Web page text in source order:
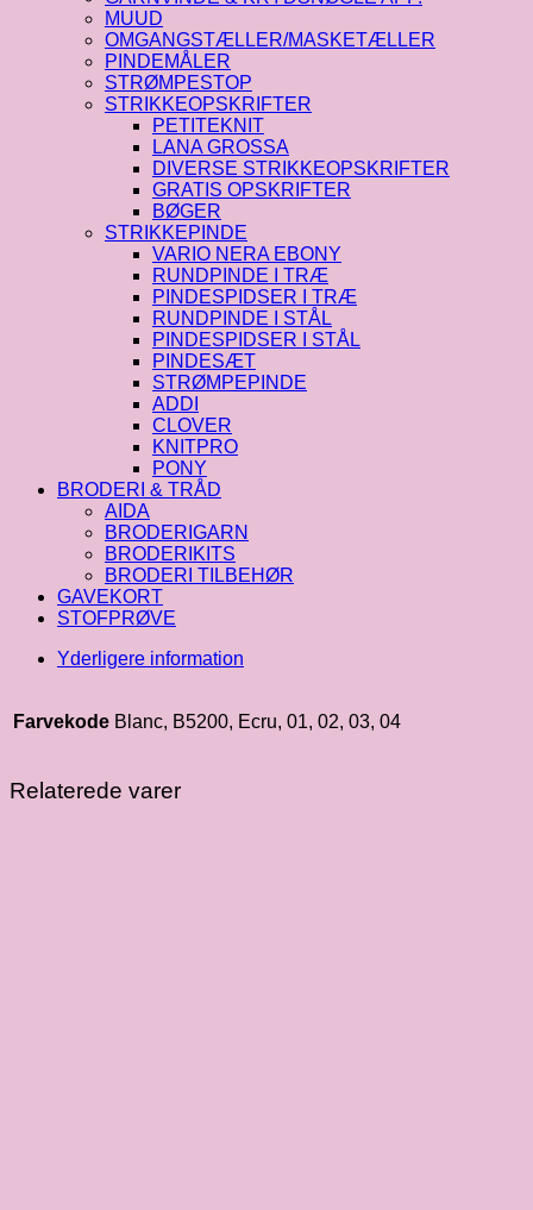
MUUD
OMGANGSTÆLLER/MASKETÆLLER
PINDEMÅLER
STRØMPESTOP
STRIKKEOPSKRIFTER
PETITEKNIT
LANA GROSSA
DIVERSE STRIKKEOPSKRIFTER
GRATIS OPSKRIFTER
BØGER
STRIKKEPINDE
VARIO NERA EBONY
RUNDPINDE I TRÆ
PINDESPIDSER I TRÆ
RUNDPINDE I STÅL
PINDESPIDSER I STÅL
PINDESÆT
STRØMPEPINDE
ADDI
CLOVER
KNITPRO
PONY
BRODERI & TRÅD
AIDA
BRODERIGARN
BRODERIKITS
BRODERI TILBEHØR
GAVEKORT
STOFPRØVE
Yderligere information
Farvekode Blanc, B5200, Ecru, 01, 02, 03, 04
Relaterede varer